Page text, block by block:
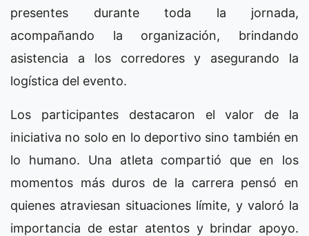
presentes durante toda la jornada,
acompañando la organización, brindando
asistencia a los corredores y asegurando la
logística del evento.
Los participantes destacaron el valor de la
iniciativa no solo en lo deportivo sino también en
lo humano. Una atleta compartió que en los
momentos más duros de la carrera pensó en
quienes atraviesan situaciones límite, y valoró la
importancia de estar atentos y brindar apoyo.